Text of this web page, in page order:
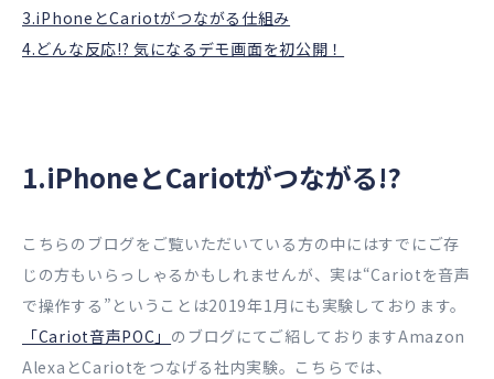
3.iPhoneとCariotがつながる仕組み
4.どんな反応!? 気になるデモ画面を初公開！
1.iPhoneとCariotがつながる!?
こちらのブログをご覧いただいている方の中にはすでにご存
じの方もいらっしゃるかもしれませんが、実は“Cariotを音声
で操作する”ということは2019年1月にも実験しております。
「Cariot音声POC」 のブログにてご紹しておりますAmazon
AlexaとCariotをつなげる社内実験。こちらでは、